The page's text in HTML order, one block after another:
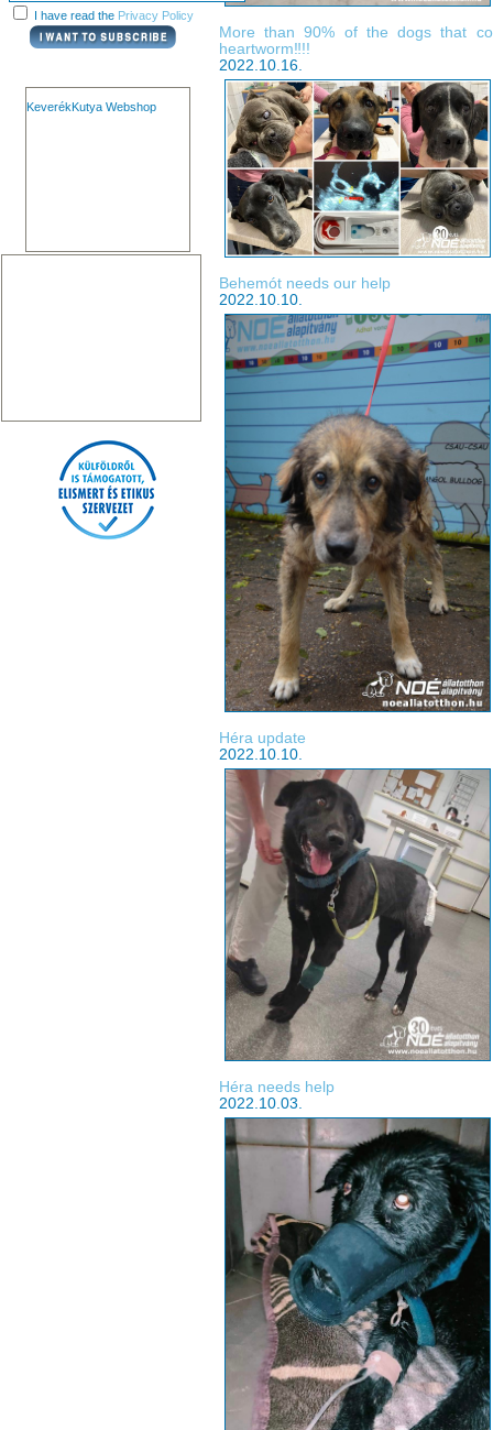
I have read the Privacy Policy
KeverékKutya Webshop
More than 90% of the dogs that
heartworm‼️!!
2022.10.16.
Behemót needs our help
2022.10.10.
Héra update
2022.10.10.
Héra needs help
2022.10.03.